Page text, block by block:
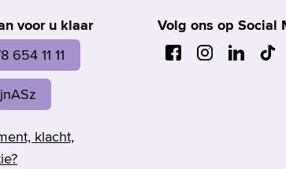
voor u klaar
654 11 11
klacht,
Volg ons op Social